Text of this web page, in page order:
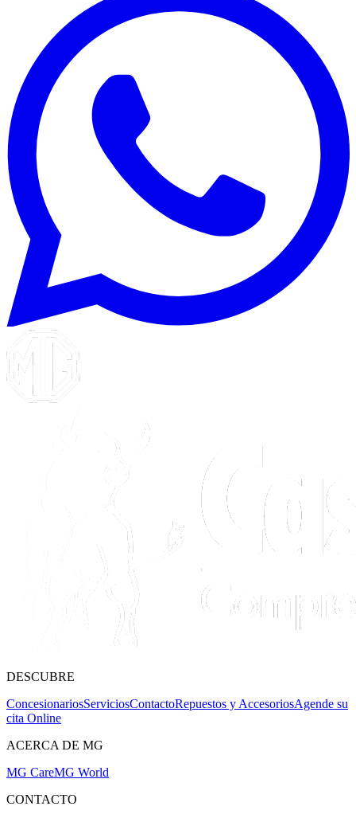
DESCUBRE
ConcesionariosServiciosContactoRepuestos y AccesoriosAgende su
cita Online
ACERCA DE MG
MG CareMG World
CONTACTO